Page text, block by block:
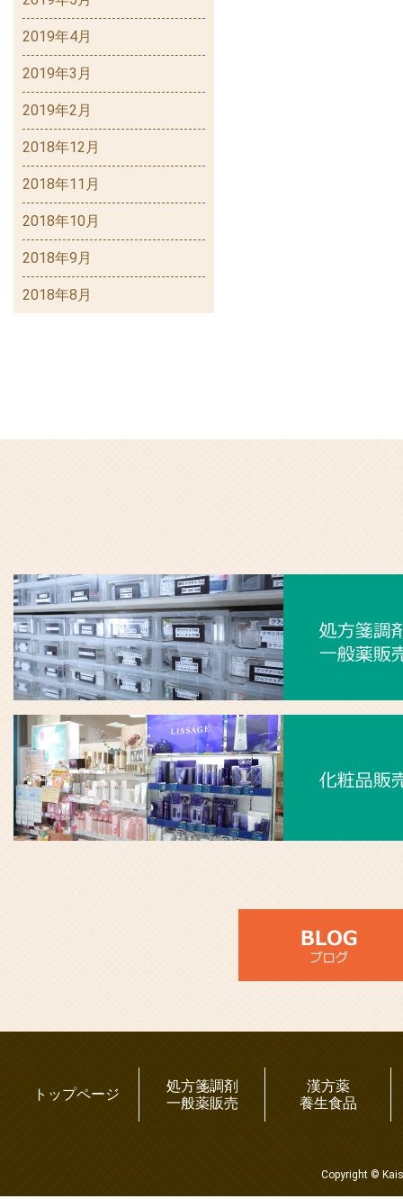
2019年4月
2019年3月
2019年2月
2018年12月
2018年11月
2018年10月
2018年9月
2018年8月
トップページ
処方箋調剤
一般薬販売
漢方薬
養生食品
Copyright ©